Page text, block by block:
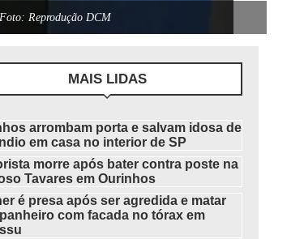
Reprodução DCM
MAIS LIDAS
arrombam porta e salvam idosa de
em casa no interior de SP
morre após bater contra poste na
Tavares em Ourinhos
é presa após ser agredida e matar
com facada no tórax em